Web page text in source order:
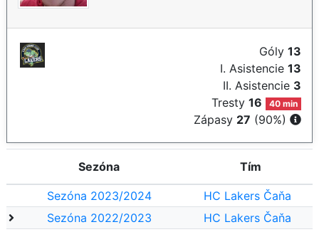
Góly 13
I. Asistencie 13
II. Asistencie 3
Tresty16 40 min
Zápasy 27 (90%)
Sezóna Tím
Sezóna 2023/2024
HC Lakers Čaňa
Sezóna 2022/2023
HC Lakers Čaňa